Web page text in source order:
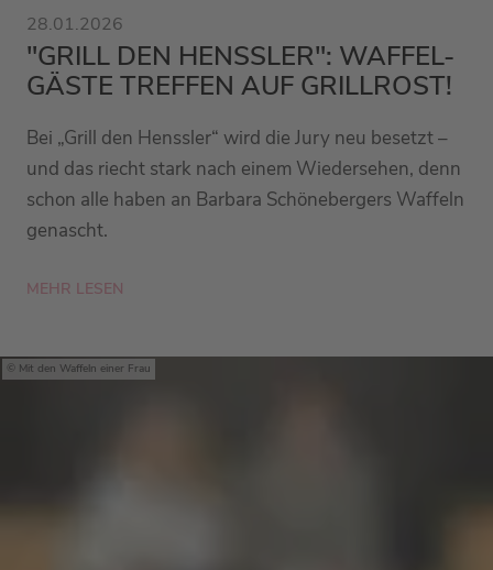
28.01.2026
"GRILL DEN HENSSLER": WAFFEL-
GÄSTE TREFFEN AUF GRILLROST!
Bei „Grill den Henssler“ wird die Jury neu besetzt –
und das riecht stark nach einem Wiedersehen, denn
schon alle haben an Barbara Schönebergers Waffeln
genascht.
MEHR LESEN
Mit den Waffeln einer Frau